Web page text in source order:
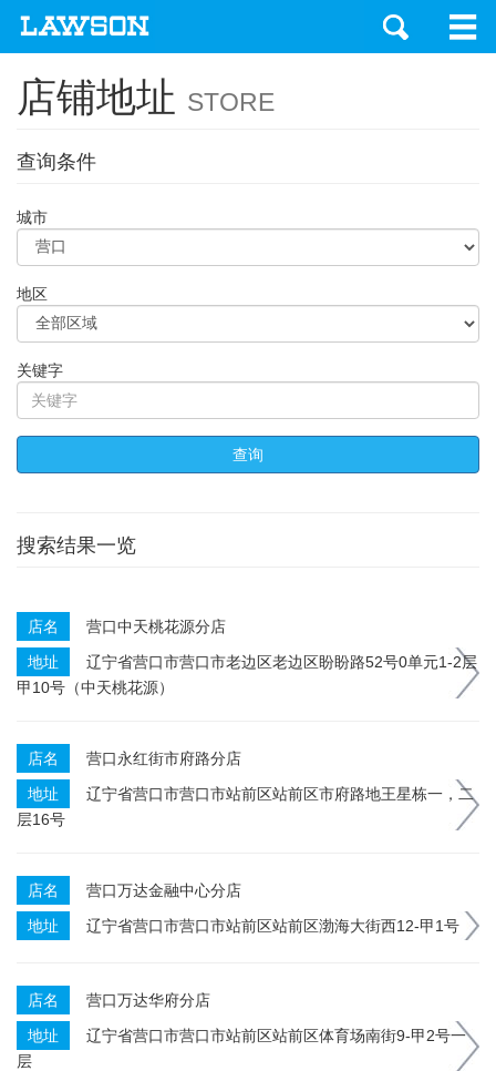
店铺地址 STORE
查询条件
城市
地区
关键字
查询
搜索结果一览
店名
营口中天桃花源分店
地址
辽宁省营口市营口市老边区老边区盼盼路52号0单元1-2层
甲10号（中天桃花源）
店名
营口永红街市府路分店
地址
辽宁省营口市营口市站前区站前区市府路地王星栋一，二
层16号
店名
营口万达金融中心分店
地址
辽宁省营口市营口市站前区站前区渤海大街西12-甲1号
店名
营口万达华府分店
地址
辽宁省营口市营口市站前区站前区体育场南街9-甲2号一
层